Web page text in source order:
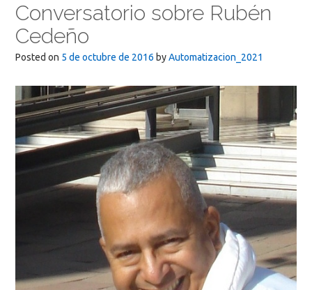
Conversatorio sobre Rubén
Cedeño
Posted on 5 de octubre de 2016 byAutomatizacion_2021